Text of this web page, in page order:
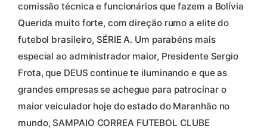
comissão técnica e funcionários que fazem a Bolívia
Querida muito forte, com direção rumo a elite do
futebol brasileiro, SÉRIE A. Um parabéns mais
especial ao administrador maior, Presidente Sergio
Frota, que DEUS continue te iluminando e que as
grandes empresas se achegue para patrocinar o
maior veiculador hoje do estado do Maranhão no
mundo, SAMPAIO CORREA FUTEBOL CLUBE